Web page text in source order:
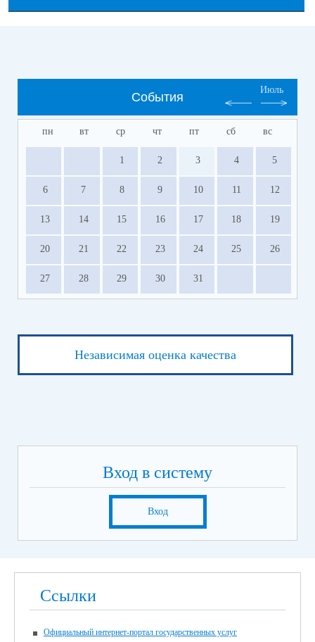
События
Июль
пн вт ср чт пт сб вс
1 2 3 4 5
6 7 8 9 10 11 12
13 14 15 16 17 18 19
20 21 22 23 24 25 26
27 28 29 30 31
Независимая оценка качества
Вход в систему
Вход
Ссылки
Официальный интернет-портал государственных услуг